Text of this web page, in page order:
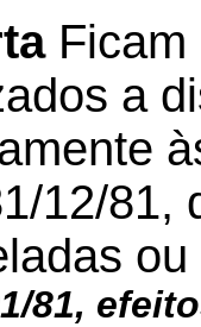
Ficam
a
12/81,
81,